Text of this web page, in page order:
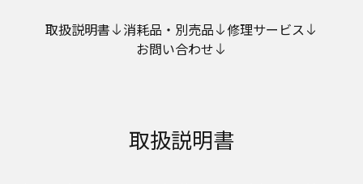
取扱説明書 消耗品・別売品
修理サービス
お問い合わせ
取扱説明書